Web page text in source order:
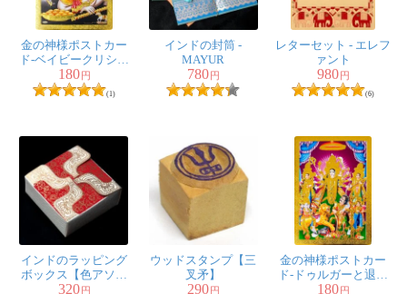
金の神様ポストカー
ド-ベイビークリシュ
ナ
180円
(1)
インドの封筒 -
MAYUR
780円
レターセット - エレフ
ァント
980円
(6)
インドのラッピング
ボックス【色アソー
ト】
320円
ウッドスタンプ【三
叉矛】
290円
金の神様ポストカー
ド-ドゥルガーと退治
されるマヒシャ
180円